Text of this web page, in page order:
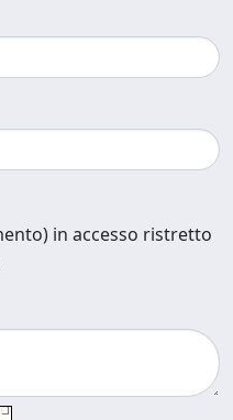
in accesso ristretto